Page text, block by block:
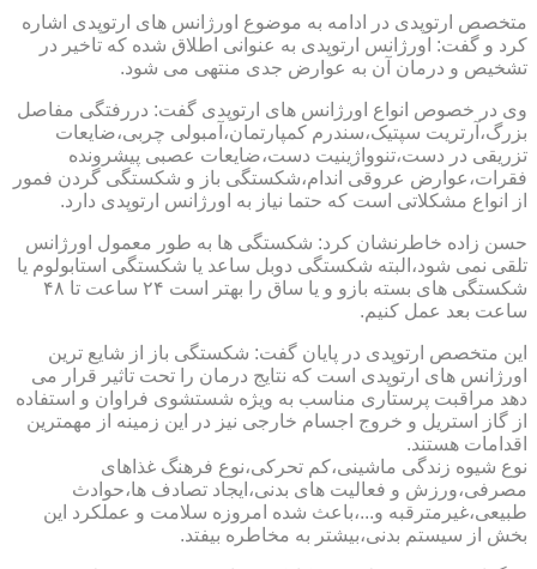
متخصص ارتوپدی در ادامه به موضوع اورژانس های ارتوپدی اشاره
کرد و گفت: اورژانس ارتوپدی به عنوانی اطلاق شده که تاخیر در
تشخیص و درمان آن به عوارض جدی منتهی می شود.
وی در خصوص انواع اورژانس های ارتوپدی گفت: دررفتگی مفاصل
بزرگ،آرتریت سپتیک،سندرم کمپارتمان،آمبولی چربی،ضایعات
تزریقی در دست،تنوواژینیت دست،ضایعات عصبی پیشرونده
فقرات،عوارض عروقی اندام،شکستگی باز و شکستگی گردن فمور
از انواع مشکلاتی است که حتما نیاز به اورژانس ارتوپدی دارد.
حسن زاده خاطرنشان کرد: شکستگی ها به طور معمول اورژانس
تلقی نمی شود،البته شکستگی دوبل ساعد یا شکستگی استابولوم یا
شکستگی های بسته بازو و یا ساق را بهتر است ۲۴ ساعت تا ۴۸
ساعت بعد عمل کنیم.
این متخصص ارتوپدی در پایان گفت: شکستگی باز از شایع ترین
اورژانس های ارتوپدی است که نتایج درمان را تحت تاثیر قرار می
دهد مراقبت پرستاری مناسب به ویژه شستشوی فراوان و استفاده
از گاز استریل و خروج اجسام خارجی نیز در این زمینه از مهمترین
اقدامات هستند.
نوع شیوه زندگی ماشینی،کم تحرکی،نوع فرهنگ غذاهای
مصرفی،ورزش و فعالیت های بدنی،ایجاد تصادف ها،حوادث
طبیعی،غیرمترقبه و...،باعث شده امروزه سلامت و عملکرد این
بخش از سیستم بدنی،بیشتر به مخاطره بیفتد.